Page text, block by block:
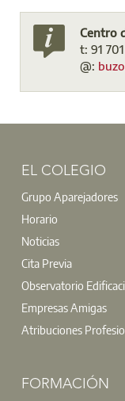
Centro
t: 91
@:
EL COLEGIO
Grupo Aparejadores
Horario
Noticias
Cita Previa
Observatorio
Empresas Amigas
Atribuciones
FORMACIÓN